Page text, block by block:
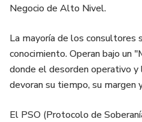
Negocio de Alto Nivel.
La mayoría de los consultores
conocimiento. Operan bajo un
donde el desorden operativo
devoran su tiempo, su margen
El PSO (Protocolo de